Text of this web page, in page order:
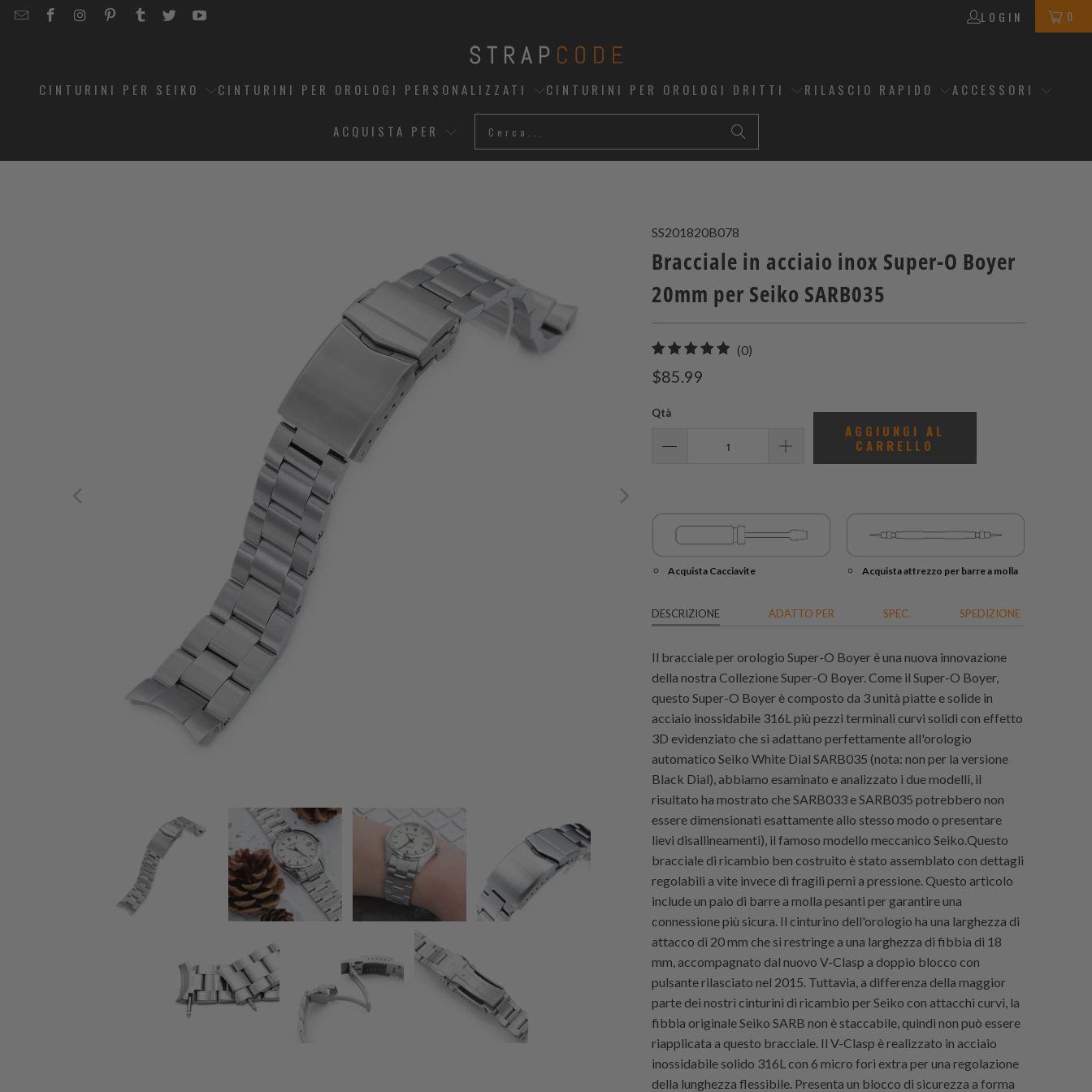
EMAILSTRAPCODE
STRAPCODE
STRAPCODE
STRAPCODE
STRAPCODE
STRAPCODE
LOGIN 0
CINTURINI PER SEIKO CINTURINI PER OROLOGI PERSONALIZZATI CINTURINI PER OROLOGI DRITTI RILASCIO RAPIDO ACCESSORI
ACQUISTA PER
SS201820B078
Bracciale in acciaio inox Super-O Boyer
20mm per Seiko SARB035
(0)
$85.99
Qtà
AGGIUNGI AL
CARRELLO
Acquista Cacciavite Acquista attrezzo per barre a molla
DESCRIZIONE ADATTO PER SPEC. SPEDIZIONE
Il bracciale per orologio Super-O Boyer è una nuova innovazione
della nostra Collezione Super-O Boyer. Come il Super-O Boyer,
questo Super-O Boyer è composto da 3 unità piatte e solide in
acciaio inossidabile 316L più pezzi terminali curvi solidi con effetto
3D evidenziato che si adattano perfettamente all'orologio
automatico Seiko White Dial SARB035 (nota: non per la versione
Black Dial), abbiamo esaminato e analizzato i due modelli, il
risultato ha mostrato che SARB033 e SARB035 potrebbero non
essere dimensionati esattamente allo stesso modo o presentare
lievi disallineamenti), il famoso modello meccanico Seiko.Questo
bracciale di ricambio ben costruito è stato assemblato con dettagli
regolabili a vite invece di fragili perni a pressione.Questo articolo
include un paio di barre a molla pesanti per garantire una
connessione più sicura. Il cinturino dell'orologio ha una larghezza di
attacco di 20 mm che si restringe a una larghezza di fibbia di 18
mm, accompagnato dal nuovo V-Clasp a doppio blocco con
pulsante rilasciato nel 2015. Tuttavia, a differenza della maggior
parte dei nostri cinturini di ricambio per Seiko con attacchi curvi, la
fibbia originale Seiko SARB non è staccabile, quindi non può essere
riapplicata a questo bracciale. Il V-Clasp è realizzato in acciaio
inossidabile solido 316L con 6 micro fori extra per una regolazione
della lunghezza flessibile. Presenta un blocco di sicurezza a forma